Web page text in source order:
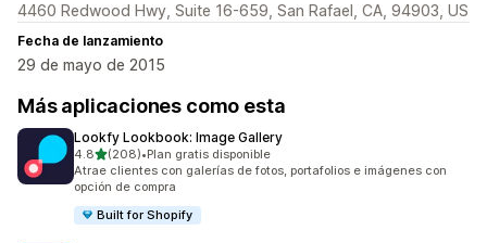
4460 Redwood Hwy, Suite 16-659, San Rafael, CA, 94903, US
Fecha de lanzamiento
29 de mayo de 2015
Más aplicaciones como esta
Lookfy Lookbook: Image Gallery
4.8de 5 estrellas
(208)
208 reseñas en total
•Plan gratis disponible
Atrae clientes con galerías de fotos, portafolios e imágenes con
opción de compra
Built for Shopify